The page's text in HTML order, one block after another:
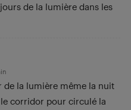
de la lumière dans les
de la lumière même la nuit
corridor pour circulé la